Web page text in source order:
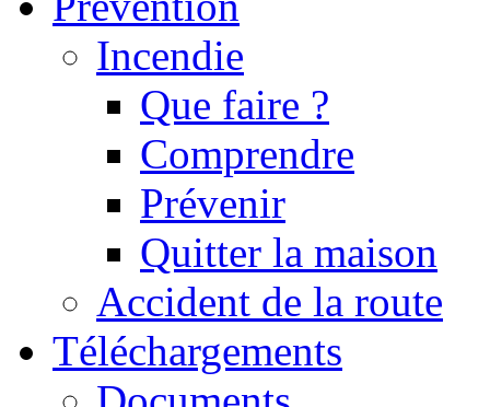
Incendie
Que faire ?
Comprendre
Prévenir
Quitter la maison
Accident de la route
Téléchargements